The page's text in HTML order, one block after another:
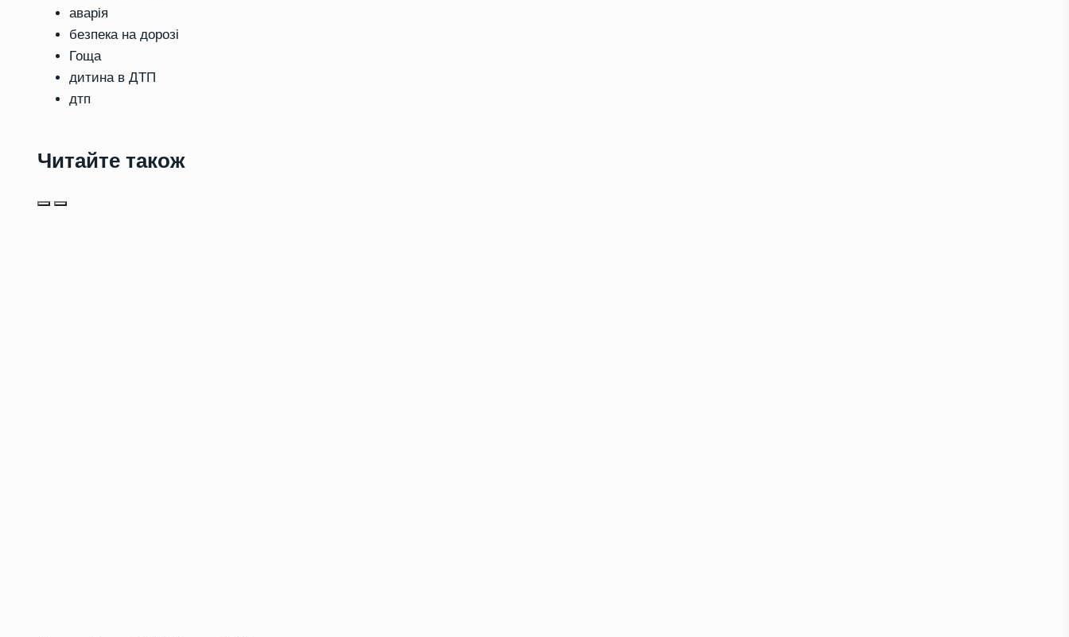
аварія
безпека на дорозі
Гоща
дитина в ДТП
дтп
Читайте також